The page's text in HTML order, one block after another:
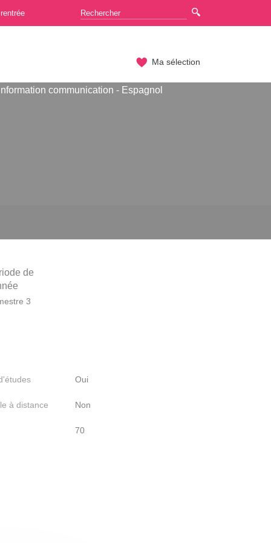
Ma sélection
communication - Espagnol
de
3
Oui
à distance Non
70